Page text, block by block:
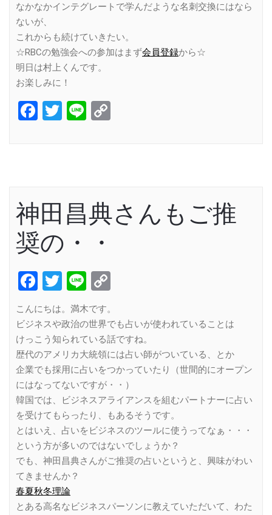
なかなかインテグレートで学んだような名刺交換にはなら
ないが、
これからも続けていきたい。
☆RBCの勉強会への参加はまず会員登録から☆
明日は村上くんです。
お楽しみに！
Facebook
Twitter
Line
神田昌典さんもご推
奨の・・
Facebook
Twitter
Line
こんにちは。満木です。
ビジネスや政治の世界でも占いが使われていることは
けっこう知られている話ですね。
歴代のアメリカ大統領には占い師がついている、とか
企業でも採用に占いをつかっていたり（世間的にオープン
にはなってないですが・・）
韓国では、ビジネスアライアンスを組むパートナーに占い
を受けてもらったり、もあるそうです。
とはいえ、占いをビジネスのツールに使うってなぁ・・・
という方が多いのではないでしょうか？
でも、神田昌典さんがご推奨の占いというと、興味がわい
てきませんか？
春夏秋冬理論
とある高名なビジネスパーソンに教えていただいて、わた